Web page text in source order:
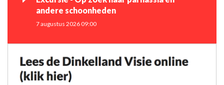
andere schoonheden
7 augustus 2026 09:00